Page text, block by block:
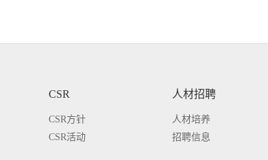
CSR
CSR方针
CSR活动
人材招聘
人材培养
招聘信息